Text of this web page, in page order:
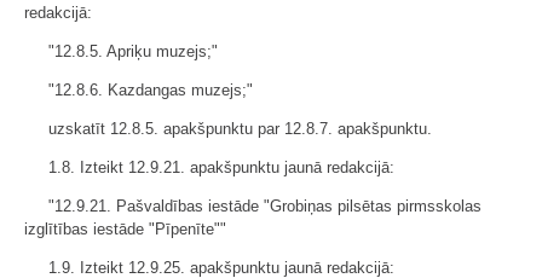
redakcijā:
"12.8.5. Apriķu muzejs;"
"12.8.6. Kazdangas muzejs;"
uzskatīt 12.8.5. apakšpunktu par 12.8.7. apakšpunktu.
1.8. Izteikt 12.9.21. apakšpunktu jaunā redakcijā:
"12.9.21. Pašvaldības iestāde "Grobiņas pilsētas pirmsskolas
izglītības iestāde "Pīpenīte""
1.9. Izteikt 12.9.25. apakšpunktu jaunā redakcijā: